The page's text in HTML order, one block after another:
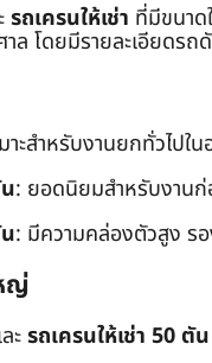
รถเครนให้เช่า ที่มีขนาด
ล โดยมีรายละเอียดรถ
าะสำหรับงานยกทั่วไปใ
: ยอดนิยมสำหรับงาน
: มีความคล่องตัวสูง ร
ญ่
ะรถเครนให้เช่า 50 ตัน